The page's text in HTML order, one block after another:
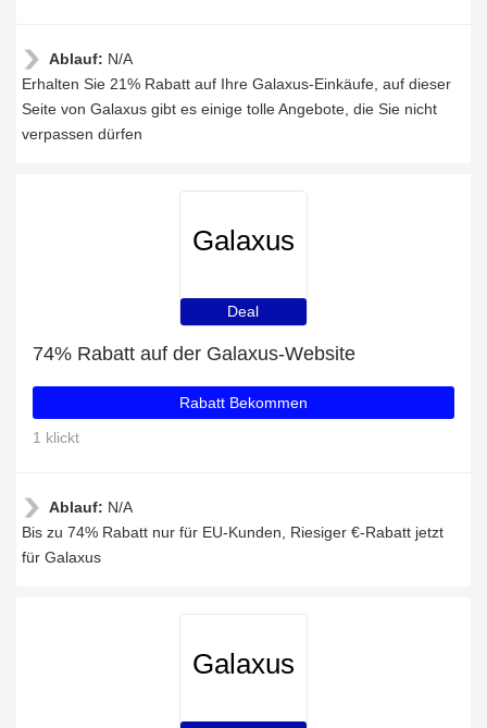
Ablauf: N/A
Erhalten Sie 21% Rabatt auf Ihre Galaxus-Einkäufe, auf dieser
Seite von Galaxus gibt es einige tolle Angebote, die Sie nicht
verpassen dürfen
Galaxus
Deal
74% Rabatt auf der Galaxus-Website
Rabatt Bekommen
1 klickt
Ablauf: N/A
Bis zu 74% Rabatt nur für EU-Kunden, Riesiger €-Rabatt jetzt
für Galaxus
Galaxus